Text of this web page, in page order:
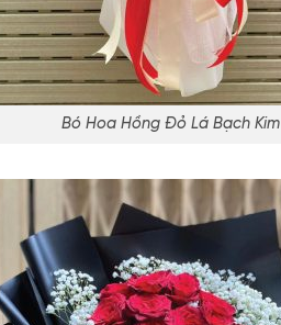
Bó Hoa Hồng Đỏ Lá Bạch Kim